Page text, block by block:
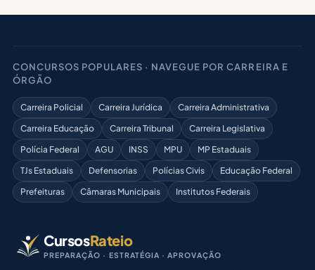
CONCURSOS POPULARES · NAVEGUE POR CARREIRA E
ÓRGÃO
Carreira Policial Carreira Jurídica
Carreira Administrativa
Carreira Educação
Carreira Tribunal
Carreira Legislativa
Polícia Federal
AGU INSS MPU
MP Estaduais
TJs Estaduais
Defensorias Polícias Civis
Educação Federal
Prefeituras
Câmaras Municipais Institutos Federais
CursosRateio
PREPARAÇÃO · ESTRATÉGIA · APROVAÇÃO